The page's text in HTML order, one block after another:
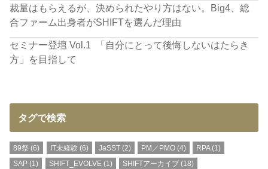
裁量はもらえるが、決められたやり方はない。Big4、総
合ファーム出身者がSHIFTを選んだ理由
セミナー登壇 Vol.1 「自分にとって後悔しないはたらき
方」を目指して​
タグで検索
89祭 (6) IT未経験 (6) JaSST(2) PM／PMO (4) RPA(1)
SAP (1) SHIFT_EVOLVE(1) SHIFTアーカイブ(18)